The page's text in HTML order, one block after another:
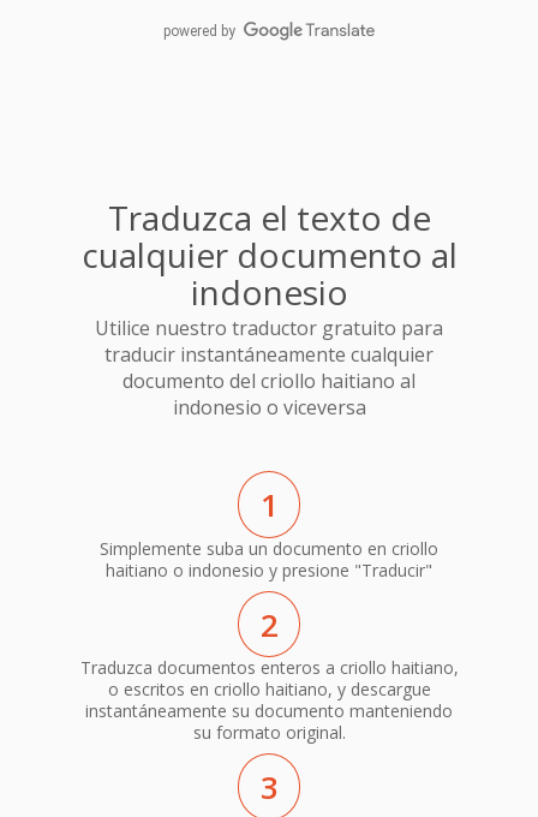
powered by
Traduzca el texto de
cualquier documento al
indonesio
Utilice nuestro traductor gratuito para
traducir instantáneamente cualquier
documento del criollo haitiano al
indonesio o viceversa
1
Simplemente suba un documento en criollo
haitiano o indonesio y presione "Traducir"
2
Traduzca documentos enteros a criollo haitiano,
o escritos en criollo haitiano, y descargue
instantáneamente su documento manteniendo
su formato original.
3